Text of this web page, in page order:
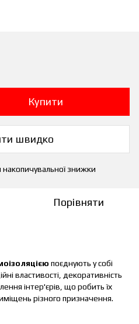
Купити
швидко
знижки
Порівняти
поєднують у собі
властивості, декоративність
інтер'єрів, що робить їх
різного призначення.